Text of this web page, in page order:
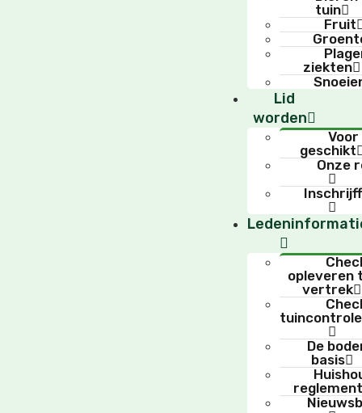
tuin
Fruit
ziekten
Lid
worden
Voor
geschikt
Onze
opleveren
vertrek
De
basis
reglement